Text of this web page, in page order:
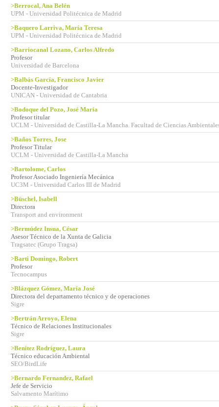
>Berrocal, Ana Belén
UPM - Universidad Politécnica de Madrid
>Baquero Larriva, María Teresa
UPM - Universidad Politécnica de Madrid
>Barriocanal Lozano, Carlos Alfredo
Profesor
Universidad de Barcelona
>Balbás García, Francisco Javier
Docente-Investigador
UNICAN - Universidad de Cantabria
>Bodoque del Pozo, José María
Profesor titular
UCLM - Universidad de Castilla-La Mancha. Facultad de Ciencias
>Baños Torres, Jose
Profesor Titular
UCLM - Universidad de Castilla-La Mancha
>Bartolome, Carlos
Profesor Asociado Ingeniería Mecánica
UC3M - Universidad Carlos III de Madrid
>Büschel, Isabell
Directora
Transport and environment
>Bermúdez Insua, César
Asesor Técnico de la Xunta de Galicia
Tragsatec (Grupo Tragsa)
>Barti Domingo, Robert
Profesor
Tecnocampus
>Blázquez Gómez, María José
Directora del departamento técnico y de operaciones
Sigre
>Bertrán Arroyo, Elena
Técnico de Relaciones Institucionales
Sigre
>Benitez Rodríguez, Laura
Técnico educación Ambiental
SEO/BirdLife
>Bernardo Fernandez, Rafael
Jefe de Servicio
Salvamento Marítimo